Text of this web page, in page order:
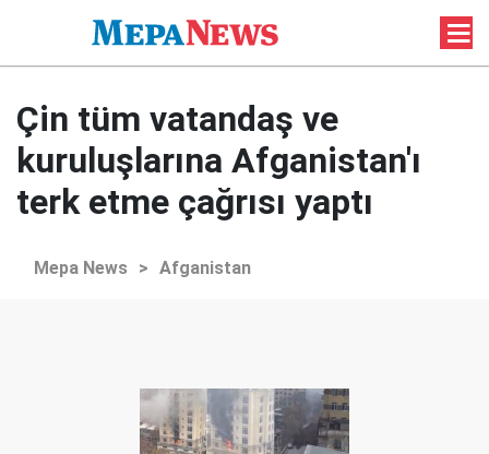
Çin tüm vatandaş ve
kuruluşlarına Afganistan'ı
terk etme çağrısı yaptı
Mepa News > Afganistan